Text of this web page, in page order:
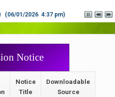
(06/01/2026 4:37 pm)
Notice
Notice
Title
Downloadable
Source